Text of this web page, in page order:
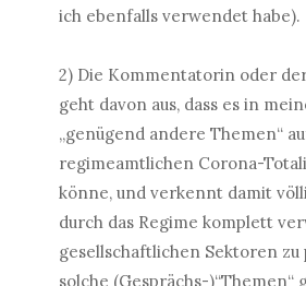
ich ebenfalls verwendet habe).
2) Die Kommentatorin oder
geht davon aus, dass es in
„genügend andere Themen“
regimeamtlichen Corona-
könne, und verkennt damit
durch das Regime komplett
gesellschaftlichen Sektoren
solche (Gesprächs-